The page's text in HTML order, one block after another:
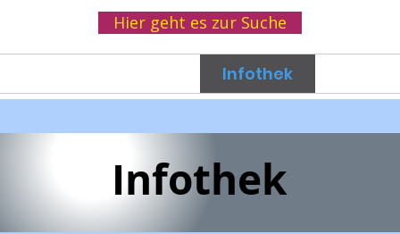
Hier geht es zur Suche
Infothek
Infothek